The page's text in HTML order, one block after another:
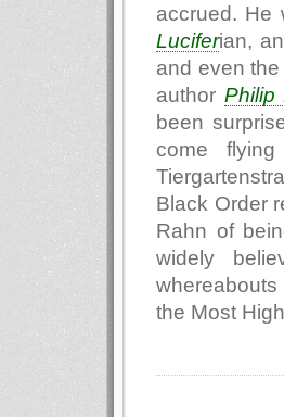
accrued. He
Luciferian,
and even
author Philip
been
come
Black Order
Rahn of
widely
the Most